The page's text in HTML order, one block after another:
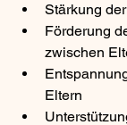
Stärkung
Förderung
zwischen
Eltern